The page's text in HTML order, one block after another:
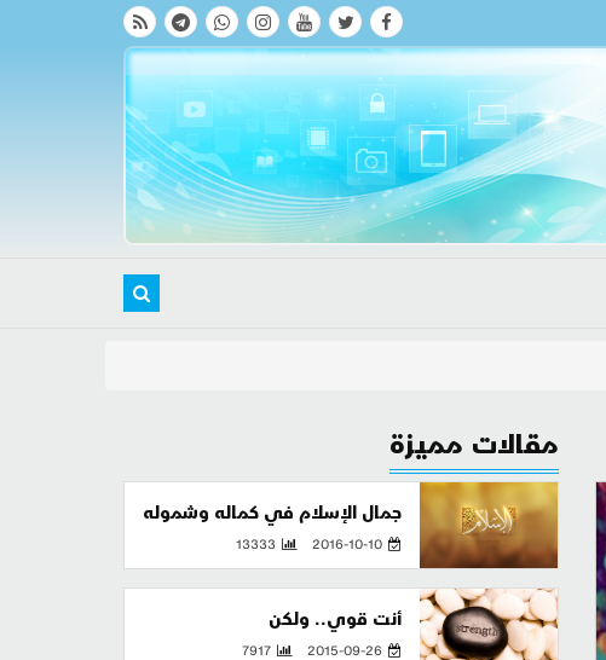
مقالات مميزة
جمال الإسلام في كماله وشموله
2016-10-10
13333
أنت قوي.. ولكن
2015-09-26
7917